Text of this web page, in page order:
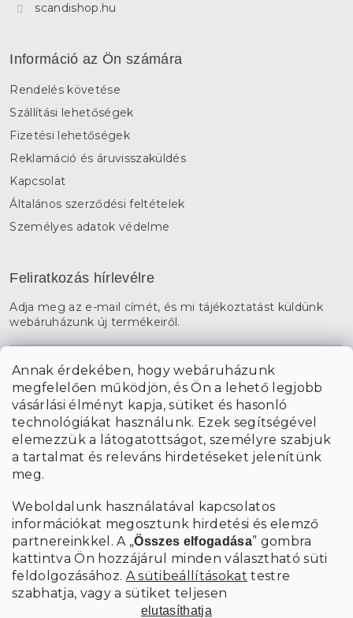
Annak érdekében, hogy webáruházunk
megfelelően működjön, és Ön a lehető legjobb
vásárlási élményt kapja, sütiket és hasonló
technológiákat használunk. Ezek segítségével
elemezzük a látogatottságot, személyre szabjuk
a tartalmat és releváns hirdetéseket jelenítünk
meg.
Weboldalunk használatával kapcsolatos
információkat megosztunk hirdetési és elemző
partnereinkkel. A „Összes elfogadása” gombra
kattintva Ön hozzájárul minden választható süti
feldolgozásához. A sütibeállításokat testre
szabhatja, vagy a sütiket teljesen
elutasíthatja
scandishop.hu
Információ az Ön számára
Rendelés követése
Szállítási lehetőségek
Fizetési lehetőségek
Reklamáció és áruvisszaküldés
Kapcsolat
Általános szerződési feltételek
Személyes adatok védelme
Feliratkozás hírlevélre
Adja meg az e-mail címét, és mi tájékoztatást küldünk
webáruházunk új termékeiről.
A hírlevelekre való feliratkozással egyetérteka személyes
adatok feldolgozásával.
FELIRATKOZÁS